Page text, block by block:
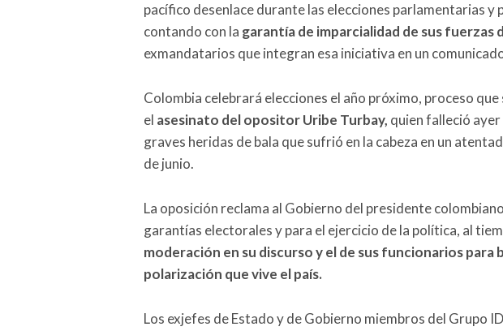
pacífico desenlace durante las elecciones parlamentarias y
contando con la garantía de imparcialidad de sus fuerzas
exmandatarios que integran esa iniciativa en un
Colombia celebrará elecciones el año próximo, proceso
el asesinato del opositor Uribe Turbay, quien falleció ayer
graves heridas de bala que sufrió en la cabeza en un
de junio.
La oposición reclama al Gobierno del presidente
garantías electorales y para el ejercicio de la política, al
moderación en su discurso y el de sus funcionarios para
polarización que vive el país.
Los exjefes de Estado y de Gobierno miembros del Grupo